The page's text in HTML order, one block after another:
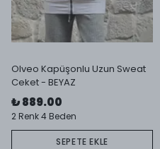
Olveo Kapüşonlu Uzun Sweat
Ceket - BEYAZ
₺ 889.00
2 Renk 4 Beden
SEPETE EKLE